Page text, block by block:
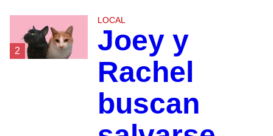
2
LOCAL
Joey y
Rachel
buscan